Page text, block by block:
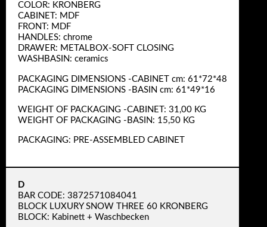
COLOR: KRONBERG
CABINET: MDF
FRONT: MDF
HANDLES: chrome
DRAWER: METALBOX-SOFT CLOSING
WASHBASIN: ceramics
PACKAGING DIMENSIONS -CABINET cm: 61*72*48
PACKAGING DIMENSIONS -BASIN cm: 61*49*16
WEIGHT OF PACKAGING -CABINET: 31,00 KG
WEIGHT OF PACKAGING -BASIN: 15,50 KG
PACKAGING: PRE-ASSEMBLED CABINET
D
BAR CODE: 3872571084041
BLOCK LUXURY SNOW THREE 60 KRONBERG
BLOCK: Kabinett + Waschbecken